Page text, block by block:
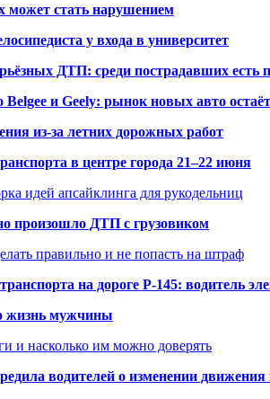
может стать нарушением
у входа в университет
ДТП: среди пострадавших есть
Belgee и Geely: рынок новых авто
из-за летних дорожных работ
в центре города 21–22 июня
идей апсайклинга для рукодельниц
произошло ДТП с грузовиком
правильно и не попасть на штраф
на дороге Р-145: водитель
жизнь мужчины
и насколько им можно доверять
водителей о изменении движения